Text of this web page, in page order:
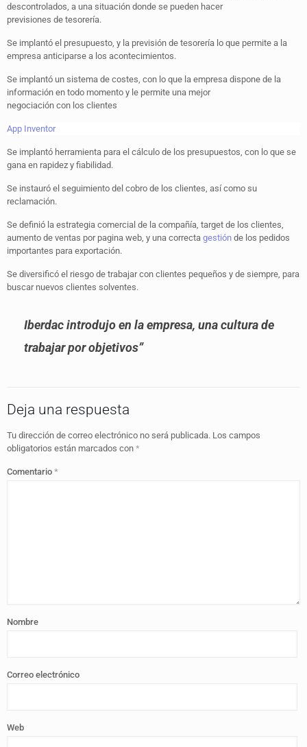
descontrolados, a una situación donde se pueden hacer
previsiones de tesorería.
Se implantó el presupuesto, y la previsión de tesorería lo que permite a la
empresa anticiparse a los acontecimientos.
Se implantó un sistema de costes, con lo que la empresa dispone de la
información en todo momento y le permite una mejor
negociación con los clientes
App Inventor
Se implantó herramienta para el cálculo de los presupuestos, con lo que se
gana en rapidez y fiabilidad.
Se instauró el seguimiento del cobro de los clientes, así como su
reclamación.
Se definió la estrategia comercial de la compañía, target de los clientes,
aumento de ventas por pagina web, y una correcta gestión de los pedidos
importantes para exportación.
Se diversificó el riesgo de trabajar con clientes pequeños y de siempre, para
buscar nuevos clientes solventes.
Iberdac introdujo en la empresa, una cultura de
trabajar porobjetivos”
Deja una respuesta
Tu dirección de correo electrónico no será publicada. Los campos
obligatorios están marcados con *
Comentario *
Nombre
Correo electrónico
Web